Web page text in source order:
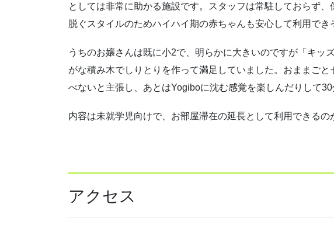
としては非常に助かる施設です。スタッフは常駐しておらず
脱ぐスタイルのためハイハイ期の赤ちゃんも安心して利用でき
うちのお嬢さんは既に小2で、明らかに大きいのですが「キッ
がな積み木でしりとりを作って満足していました。おままご
べないと主張し、あとはYogiboに沈む感覚を楽しんだりして30
内容は未就学児向けで、お部屋滞在の延長として利用できるの
アクセス